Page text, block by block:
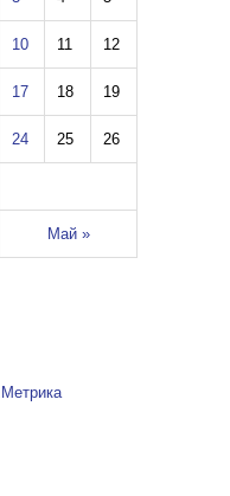
Май »
10 11 12
17 18 19
24 25 26